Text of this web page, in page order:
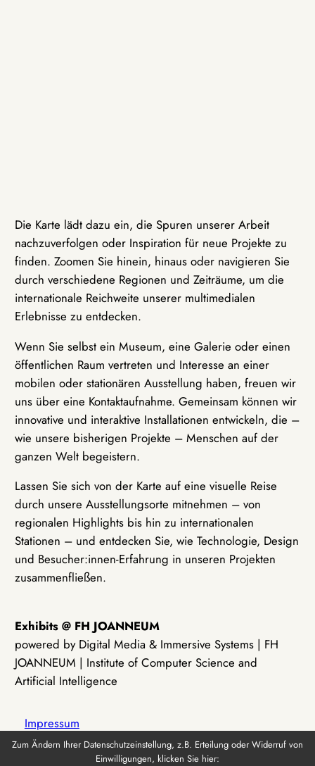
Die Karte lädt dazu ein, die Spuren unserer Arbeit
nachzuverfolgen oder Inspiration für neue Projekte zu
finden. Zoomen Sie hinein, hinaus oder navigieren Sie
durch verschiedene Regionen und Zeiträume, um die
internationale Reichweite unserer multimedialen
Erlebnisse zu entdecken.
Wenn Sie selbst ein Museum, eine Galerie oder einen
öffentlichen Raum vertreten und Interesse an einer
mobilen oder stationären Ausstellung haben, freuen wir
uns über eine Kontaktaufnahme. Gemeinsam können wir
innovative und interaktive Installationen entwickeln, die –
wie unsere bisherigen Projekte – Menschen auf der
ganzen Welt begeistern.
Lassen Sie sich von der Karte auf eine visuelle Reise
durch unsere Ausstellungsorte mitnehmen – von
regionalen Highlights bis hin zu internationalen
Stationen – und entdecken Sie, wie Technologie, Design
und Besucher:innen-Erfahrung in unseren Projekten
zusammenfließen.
Exhibits @ FH JOANNEUM
powered by Digital Media & Immersive Systems | FH
JOANNEUM | Institute of Computer Science and
Artificial Intelligence
Impressum
Zum Ändern Ihrer Datenschutzeinstellung, z.B. Erteilung oder Widerruf von
Einwilligungen, klicken Sie hier: